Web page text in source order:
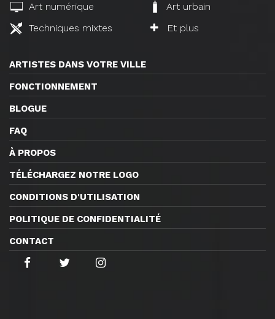
Art numérique
Art urbain
Techniques mixtes
Et plus
ARTISTES DANS VOTRE VILLE
FONCTIONNEMENT
BLOGUE
FAQ
À PROPOS
TÉLÉCHARGEZ NOTRE LOGO
CONDITIONS D'UTILISATION
POLITIQUE DE CONFIDENTIALITÉ
CONTACT